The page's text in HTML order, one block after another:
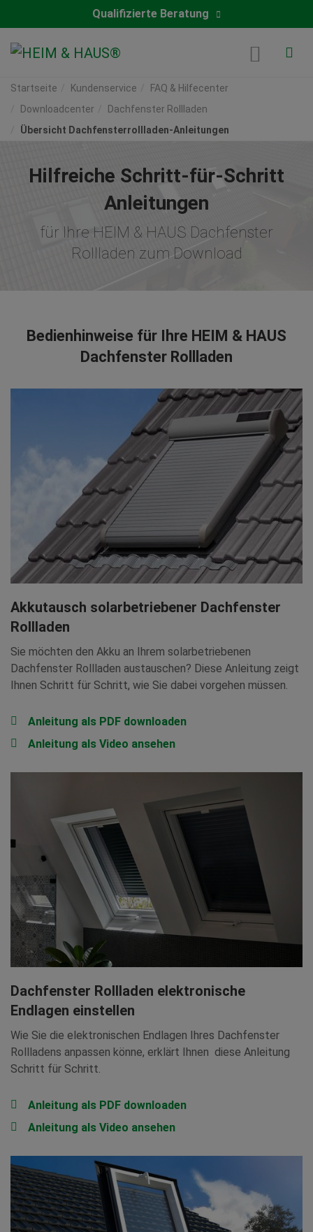
Qualifizierte Beratung
Startseite Kundenservice
FAQ & Hilfecenter
Downloadcenter
Dachfenster Rollladen
Übersicht Dachfensterrollladen-Anleitungen
Hilfreiche Schritt-für-Schritt
Anleitungen
für Ihre HEIM & HAUS Dachfenster
Rollladen zum Download
Bedienhinweise für Ihre HEIM & HAUS
Dachfenster Rollladen
Akkutausch solarbetriebener Dachfenster
Rollladen
Sie möchten den Akku an Ihrem solarbetriebenen
Dachfenster Rollladen austauschen? Diese Anleitung zeigt
Ihnen Schritt für Schritt, wie Sie dabei vorgehen müssen.
Anleitung als PDF downloaden
Anleitung als Video ansehen
Dachfenster Rollladen elektronische
Endlagen einstellen
Wie Sie die elektronischen Endlagen Ihres Dachfenster
Rollladens anpassen könne, erklärt Ihnen diese Anleitung
Schritt für Schritt.
Anleitung als PDF downloaden
Anleitung als Video ansehen